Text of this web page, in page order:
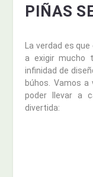
PIÑAS
La verdad es
a exigir mucho
infinidad de
búhos. Vamos
poder llevar a
divertida: